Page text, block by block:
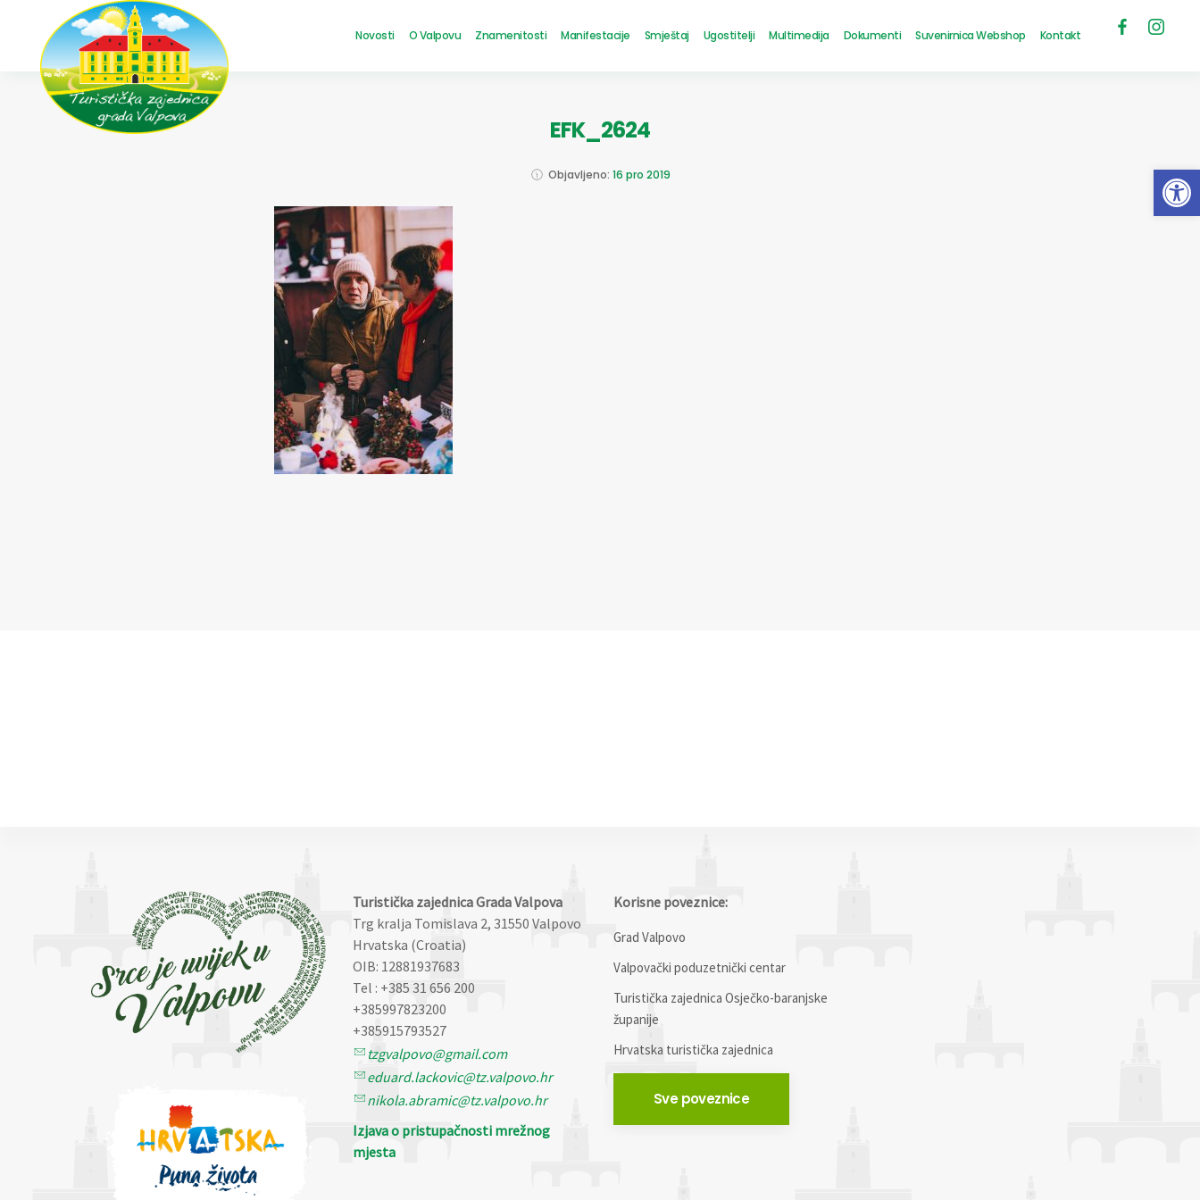
Novosti O Valpovu Znamenitosti Manifestacije Smještaj Ugostitelji Multimedija Dokumenti Suvenirnica Webshop Kontakt
EFK_2624
Objavljeno: 16 pro 2019
Turistička zajednica Grada Valpova
Trg kralja Tomislava 2, 31550 Valpovo
Hrvatska (Croatia)
OIB: 12881937683
Tel : +385 31 656 200
+385997823200
+385915793527
tzgvalpovo@gmail.com
eduard.lackovic@tz.valpovo.hr
nikola.abramic@tz.valpovo.hr
Izjava o pristupačnosti mrežnog
mjesta
Korisne poveznice:
Grad Valpovo
Valpovački poduzetnički centar
Turistička zajednica Osječko-baranjske
županije
Hrvatska turistička zajednica
Sve poveznice